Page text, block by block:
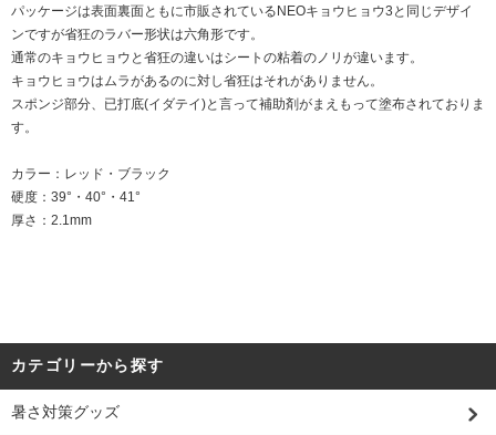
パッケージは表面裏面ともに市販されているNEOキョウヒョウ3と同じデザイ
ンですが省狂のラバー形状は六角形です。
通常のキョウヒョウと省狂の違いはシートの粘着のノリが違います。
キョウヒョウはムラがあるのに対し省狂はそれがありません。
スポンジ部分、已打底(イダテイ)と言って補助剤がまえもって塗布されておりま
す。
カラー：レッド・ブラック
硬度：39°・40°・41°
厚さ：2.1mm
カテゴリーから探す
暑さ対策グッズ